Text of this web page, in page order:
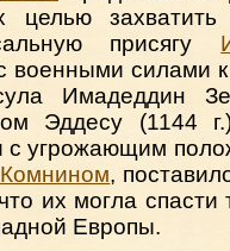
захватить
присягу
военными силами
Имадеддин
Эддесу (1144
с угрожающим
,
их могла спасти
Европы.